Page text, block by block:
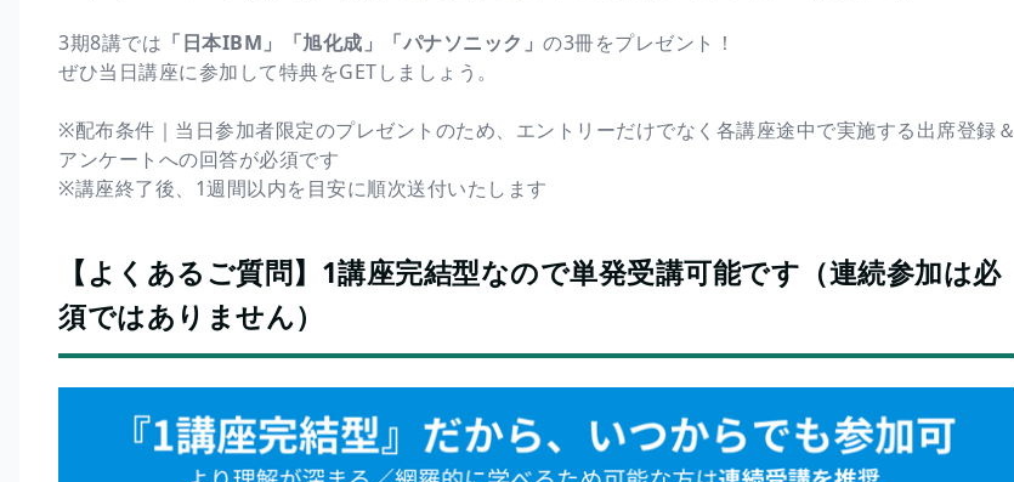
3期8講では 「日本IBM」「旭化成」「パナソニック」 の3冊をプレゼント！
ぜひ当日講座に参加して特典をGETしましょう。
※配布条件｜当日参加者限定のプレゼントのため、エントリーだけでなく各講座途中で実施する出席登録＆
アンケートへの回答が必須です
※講座終了後、1週間以内を目安に順次送付いたします
【よくあるご質問】1講座完結型なので単発受講可能です（連続参加は必
須ではありません）